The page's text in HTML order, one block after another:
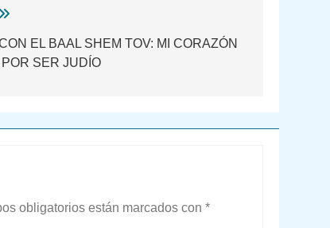
EL BAAL SHEM TOV: MI CORAZÓN
SER JUDÍO
obligatorios están marcados con *